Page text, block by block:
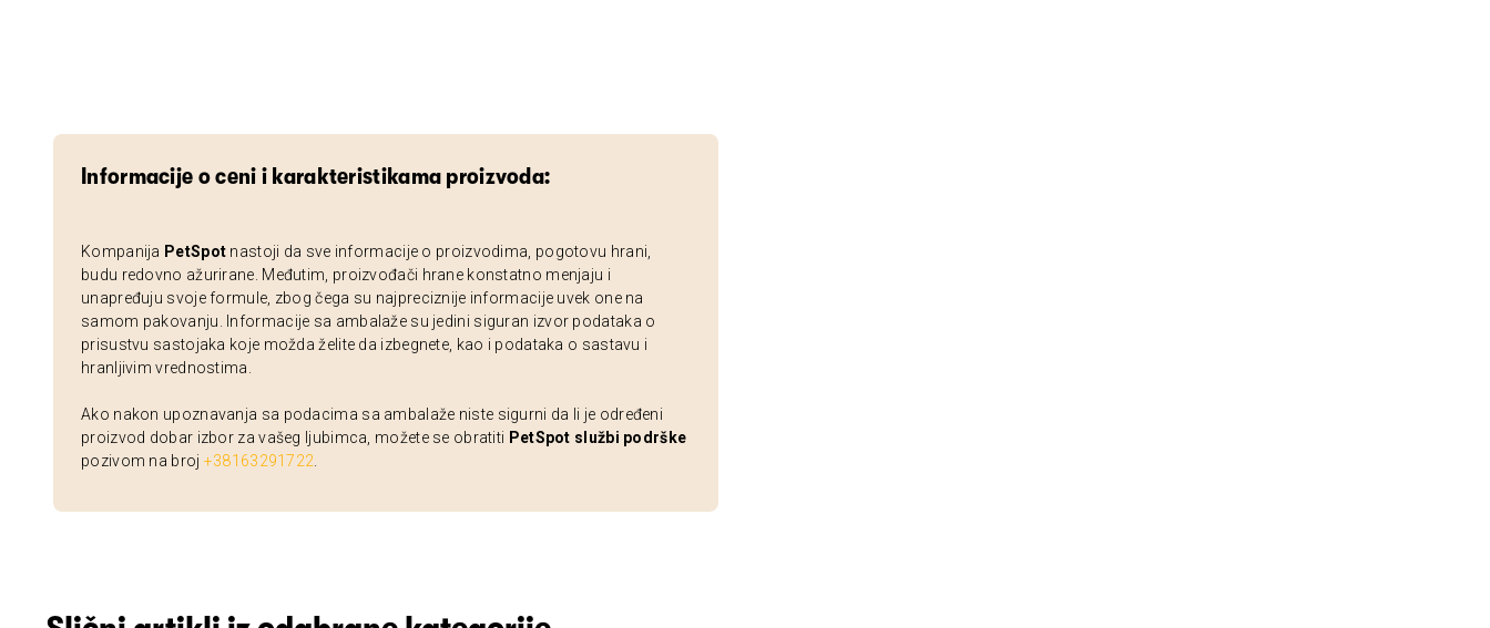
Informacije o ceni i karakteristikama proizvoda:
Kompanija PetSpot nastoji da sve informacije o proizvodima, pogotovu hrani,
budu redovno ažurirane. Međutim, proizvođači hrane konstatno menjaju i
unapređuju svoje formule, zbog čega su najpreciznije informacije uvek one na
samom pakovanju. Informacije sa ambalaže su jedini siguran izvor podataka o
prisustvu sastojaka koje možda želite da izbegnete, kao i podataka o sastavu i
hranljivim vrednostima.
Ako nakon upoznavanja sa podacima sa ambalaže niste sigurni da li je određeni
proizvod dobar izbor za vašeg ljubimca, možete se obratiti PetSpot službi podrške
pozivom na broj +38163291722